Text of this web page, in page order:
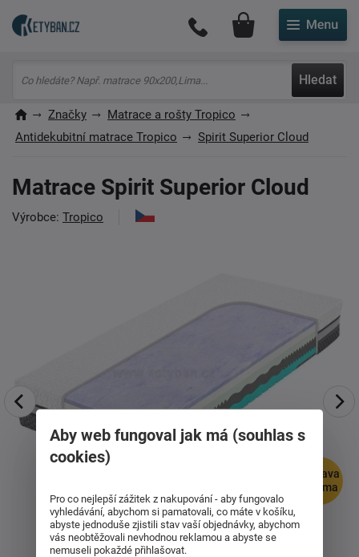
Hledat
Můj účet
Značky
Matrace a rošty Tropico
Antidekubitní matrace Tropico
Spirit Superior Cloud
Matrace Spirit Superior Cloud
Výrobce: Tropico
doprava
zdarma
Aby web fungoval jak má (souhlas s
cookies)
Pro co nejlepší zážitek z nakupování - aby fungovalo
vyhledávání, abychom si pamatovali, co máte v košíku,
abyste jednoduše zjistili stav vaší objednávky, abychom
vás neobtěžovali nevhodnou reklamou a abyste se
nemuseli pokaždé přihlašovat.